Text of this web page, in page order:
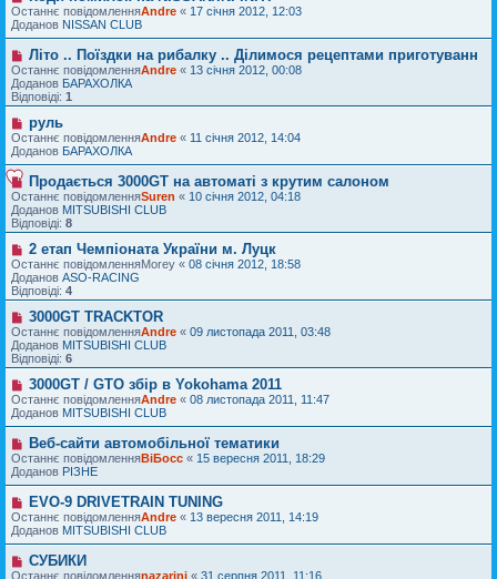
е
н
н
в
і
д
м
л
е
н
о
в
е
п
о
в
і
д
м
л
е
н
я
Останнє повідомленняAndre « 17 січня 2012, 12:03
Доданов NISSAN CLUB
Н
о
в
е
п
о
в
і
д
о
м
л
е
н
н
я
Літо .. Поїздки на рибалку .. Ділимося рецептами приготуванн
Останнє повідомленняAndre « 13 січня 2012, 00:08
Доданов БАРАХОЛКА
Відповіді: 1
Н
о
в
е
п
о
в
і
д
о
м
л
е
н
н
я
руль
Останнє повідомленняAndre « 11 січня 2012, 14:04
Доданов БАРАХОЛКА
Н
о
в
е
п
о
в
і
д
о
м
л
е
н
н
я
Продається 3000GT на автоматі з крутим салоном
Останнє повідомленняSuren « 10 січня 2012, 04:18
Доданов MITSUBISHI CLUB
Відповіді: 8
Н
о
в
е
п
о
в
і
д
о
м
л
е
н
н
я
2 етап Чемпіоната України м. Луцк
Останнє повідомленняMorey « 08 січня 2012, 18:58
Доданов ASO-RACING
Відповіді: 4
Н
о
в
е
п
о
в
і
д
о
м
л
е
н
я
3000GT TRACKTOR
Останнє повідомленняAndre « 09 листопада 2011, 03:48
Доданов MITSUBISHI CLUB
Відповіді: 6
Н
о
в
е
п
о
в
і
д
м
л
е
н
3000GT / GTO збір в Yokohama 2011
Останнє повідомленняAndre « 08 листопада 2011, 11:47
Доданов MITSUBISHI CLUB
Н
о
в
е
п
о
в
і
д
о
м
Веб-сайти автомобільної тематики
Останнє повідомленняВіБосс « 15 вересня 2011, 18:29
Доданов РІЗНЕ
Н
о
в
е
п
о
EVO-9 DRIVETRAIN TUNING
Останнє повідомленняAndre « 13 вересня 2011, 14:19
Доданов MITSUBISHI CLUB
Н
о
СУБИКИ
Останнє повідомленняnazarini « 31 серпня 2011, 11:16